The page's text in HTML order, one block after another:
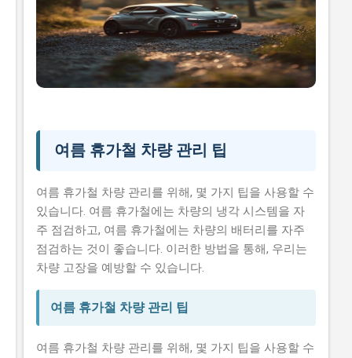
여름 휴가철 차량 관리 팁
여름 휴가철 차량 관리를 위해, 몇 가지 팁을 사용할 수
있습니다. 여름 휴가철에는 차량의 냉각 시스템을 자
주 점검하고, 여름 휴가철에는 차량의 배터리를 자주
점검하는 것이 좋습니다. 이러한 방법을 통해, 우리는
차량 고장을 예방할 수 있습니다.
여름 휴가철 차량 관리 팁
여름 휴가철 차량 관리를 위해, 몇 가지 팁을 사용할 수